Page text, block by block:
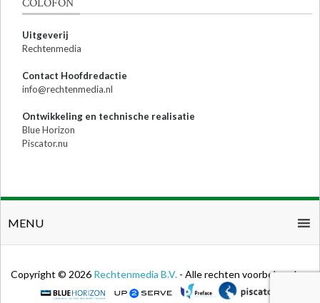
COLOFON
Uitgeverij
Rechtenmedia
Contact Hoofdredactie
info@rechtenmedia.nl
Ontwikkeling en technische realisatie
Blue Horizon
Piscator.nu
MENU
Copyright © 2026 Rechtenmedia B.V. - Alle rechten voorbehouden.